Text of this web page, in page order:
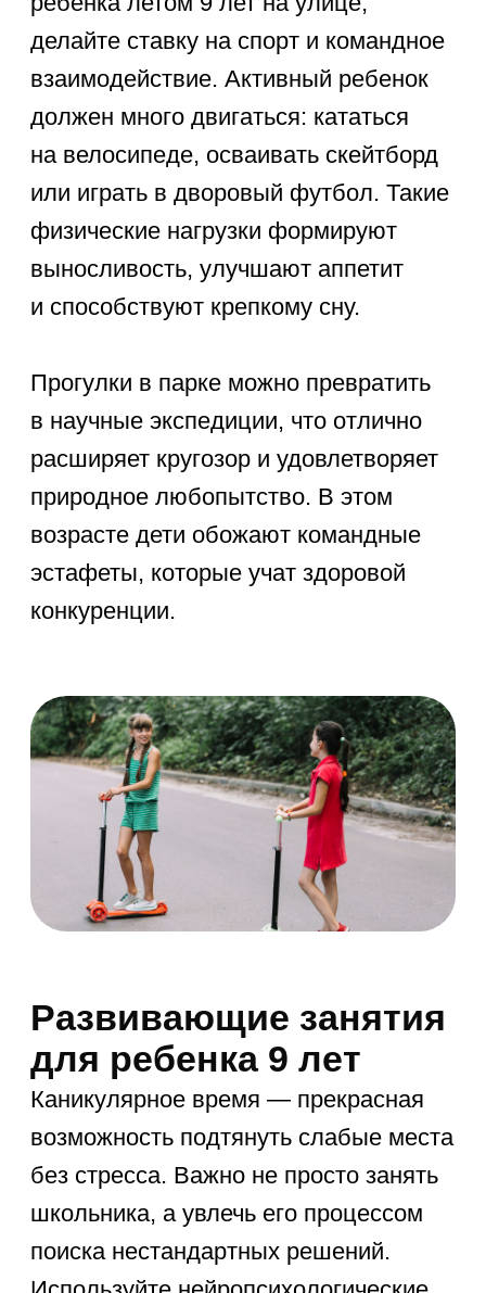
1. Подвижные игры
Физическая нагрузка критически
важна для растущего организма в 9
лет. Динамичные дворовые
развлечения, такие как пионербол
или прятки, великолепно развивают
Теплое лето — идеальная пора для
того, чтобы попробовать новый вид
спорта: от роликовых коньков до
плавания. Спортивные активности
формируют выносливость
2. Творческие занятия
Эмоциональная разгрузка через
творчество помогает гармонично
проживать чувства. Лепка
из полимерной глины, рисование
комиксов или выжигание по дереву
вкус. В этом возрасте креативность
выходит на новый уровень, позволяя
3. Обучающие занятия и онлайн-
курсы
Цифровая среда может приносить
огромную пользу. Разнообразные
онлайн курсы по программированию
открывают невероятные
перспективы. Интерактивные уроки
на специализированных платформах
отлично развивают логику и дают
с максимальной эффективностью.
4. Общение и игры с другими
детьми
В девятилетнем возрасте
социализация выходит на первый
план. Ребенок учится разрешать
конфликты, договариваться
командной работы. Живое общение